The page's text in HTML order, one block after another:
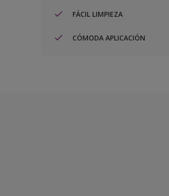
FÁCIL LIMPIEZA
CÓMODA APLICACIÓN